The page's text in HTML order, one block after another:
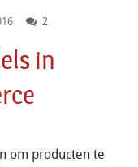
2
in
om producten te